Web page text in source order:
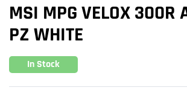
MSI MPG VELOX 300R
PZ WHITE
In Stock